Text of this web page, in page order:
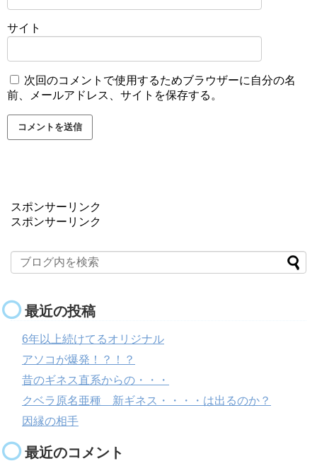
サイト
次回のコメントで使用するためブラウザーに自分の名
前、メールアドレス、サイトを保存する。
スポンサーリンク
スポンサーリンク
最近の投稿
6年以上続けてるオリジナル
アソコが爆発！？！？
昔のギネス直系からの・・・
クベラ原名亜種 新ギネス・・・・は出るのか？
因縁の相手
最近のコメント